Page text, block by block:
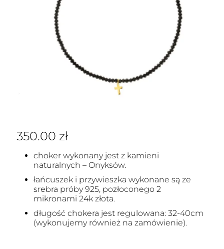
350.00 zł
choker wykonany jest z kamieni
naturalnych – Onyksów.
łańcuszek i przywieszka wykonane są ze
srebra próby 925, pozłoconego 2
mikronami 24k złota.
długość chokera jest regulowana: 32-40cm
(wykonujemy również na zamówienie).